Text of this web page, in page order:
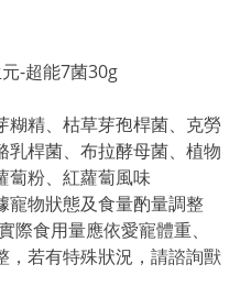
-超能7菌30g
糊精、枯草芽孢桿菌、克勞
乳桿菌、布拉酵母菌、植物
蔔粉、紅蘿蔔風味
寵物狀態及食量酌量調整
際食用量應依愛寵體重、
，若有特殊狀況，請諮詢獸